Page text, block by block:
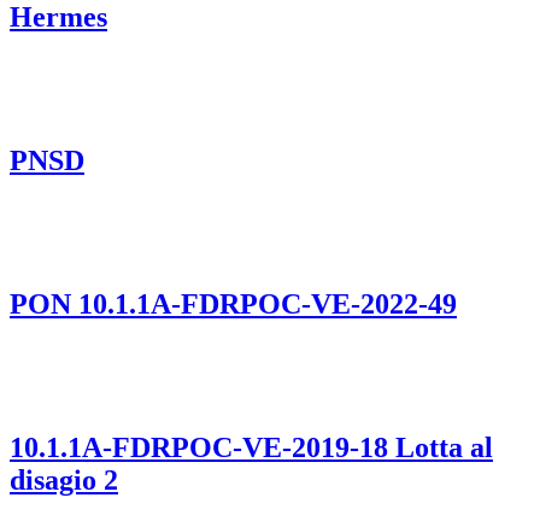
Hermes
PNSD
PON 10.1.1A-FDRPOC-VE-2022-49
10.1.1A-FDRPOC-VE-2019-18 Lotta al
disagio 2